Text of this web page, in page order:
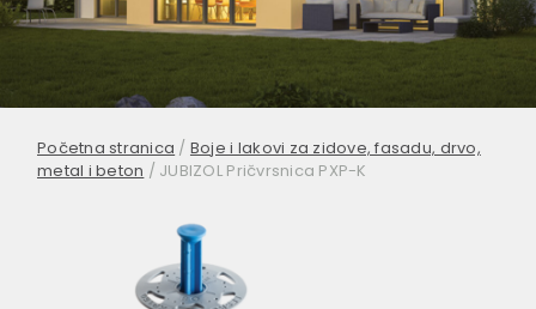
Početna stranica / Boje i lakovi za zidove, fasadu, drvo,
metal i beton / JUBIZOL Pričvrsnica PXP-K